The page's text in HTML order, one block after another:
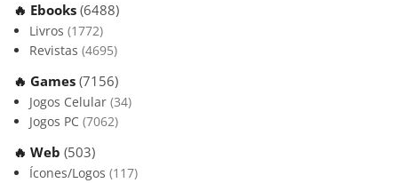
🔥 Ebooks (6488)
Livros (1772)
Revistas (4695)
🔥 Games (7156)
Jogos Celular (34)
Jogos PC (7062)
🔥 Web (503)
Ícones/Logos (117)